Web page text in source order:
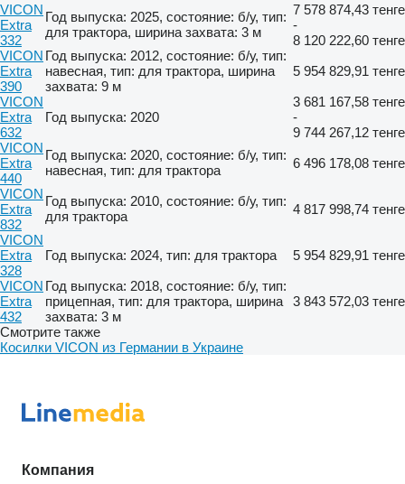
VICON
Extra
332
Год выпуска: 2025, состояние: б/у, тип:
для трактора, ширина захвата: 3 м
7 578 874,43 тенге
-
8 120 222,60 тенге
VICON
Extra
390
Год выпуска: 2012, состояние: б/у, тип:
навесная, тип: для трактора, ширина
захвата: 9 м
5 954 829,91 тенге
VICON
Extra
632
Год выпуска: 2020
3 681 167,58 тенге
-
9 744 267,12 тенге
VICON
Extra
440
Год выпуска: 2020, состояние: б/у, тип:
навесная, тип: для трактора
6 496 178,08 тенге
VICON
Extra
832
Год выпуска: 2010, состояние: б/у, тип:
для трактора
4 817 998,74 тенге
VICON
Extra
328
Год выпуска: 2024, тип: для трактора
5 954 829,91 тенге
VICON
Extra
432
Год выпуска: 2018, состояние: б/у, тип:
прицепная, тип: для трактора, ширина
захвата: 3 м
3 843 572,03 тенге
Смотрите также
Косилки VICON из Германии в Украине
Компания